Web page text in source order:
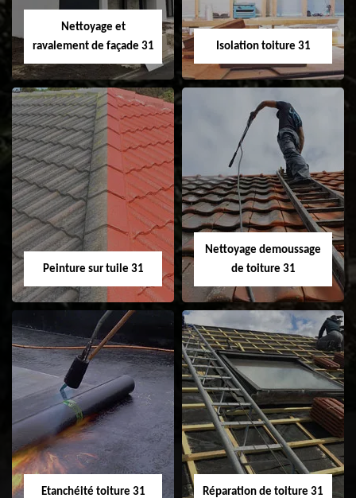
Velux 31
Nettoyage et
ravalement de façade 31
Nettoyage et
ravalement de
façade 31
Isolation toiture 31
Isolation toiture 31
Peinture sur tuile 31
Peinture sur tuile
31
Nettoyage demoussage
de toiture 31
Nettoyage
demoussage de
toiture 31
Etanchéité toiture 31 Réparation de toiture 31